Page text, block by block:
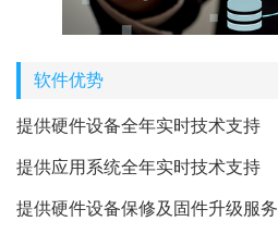
软件优势
提供硬件设备全年实时技术支持
提供应用系统全年实时技术支持
提供硬件设备保修及固件升级服务